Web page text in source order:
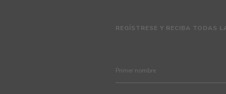
REGÍSTRESE Y RECIBA TODAS